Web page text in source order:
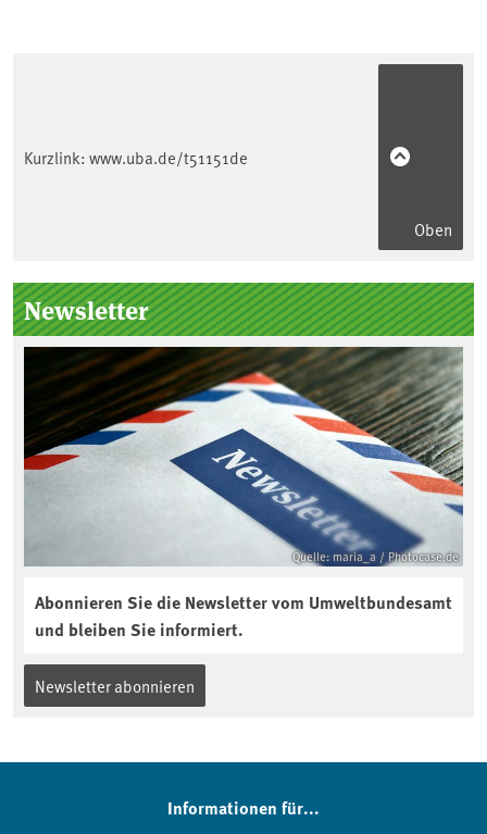
Kurzlink: www.uba.de/t51151de
Oben
Seitenleiste
Newsletter
Quelle: maria_a / Photocase.de
Abonnieren Sie die Newsletter vom Umweltbundesamt
und bleiben Sie informiert.
Newsletter abonnieren
Informationen für...